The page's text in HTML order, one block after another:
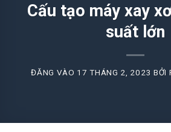
Cấu tạo máy xay
suất lớn
ĐĂNG VÀO 17 THÁNG 2, 2023 BỞI